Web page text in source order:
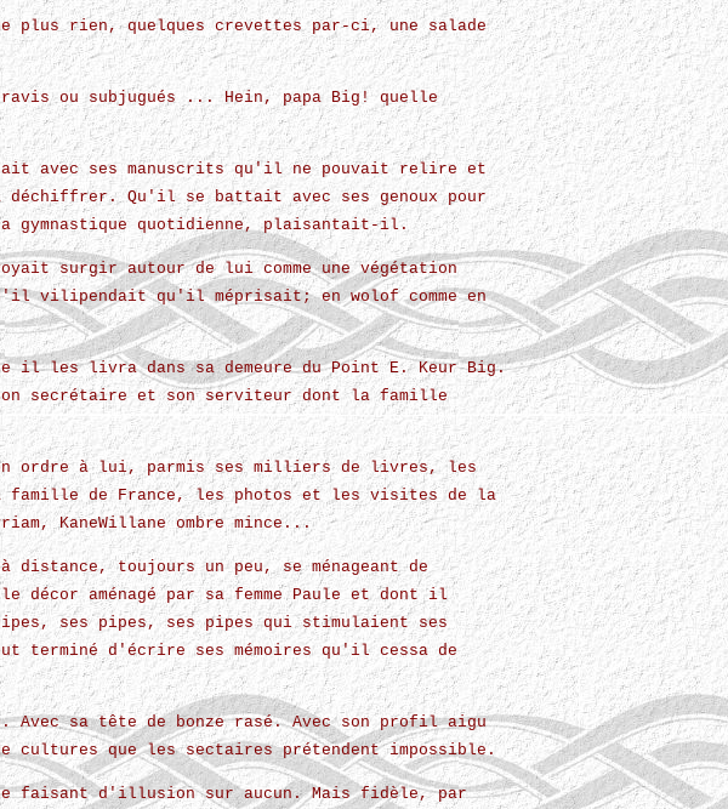
plus rien, quelques crevettes par-ci, une salade
ou subjugués ... Hein, papa Big! quelle
avec ses manuscrits qu'il ne pouvait relire et
Qu'il se battait avec ses genoux pour
quotidienne, plaisantait-il.
surgir autour de lui comme une végétation
qu'il méprisait; en wolof comme en
il les livra dans sa demeure du Point E. Keur Big.
secrétaire et son serviteur dont la famille
ordre à lui, parmis ses milliers de livres, les
famille de France, les photos et les visites de la
KaneWillane ombre mince...
toujours un peu, se ménageant de
aménagé par sa femme Paule et dont il
ses pipes, ses pipes qui stimulaient ses
d'écrire ses mémoires qu'il cessa de
sa tête de bonze rasé. Avec son profil aigu
cultures que les sectaires prétendent impossible.
faisant d'illusion sur aucun. Mais fidèle, par